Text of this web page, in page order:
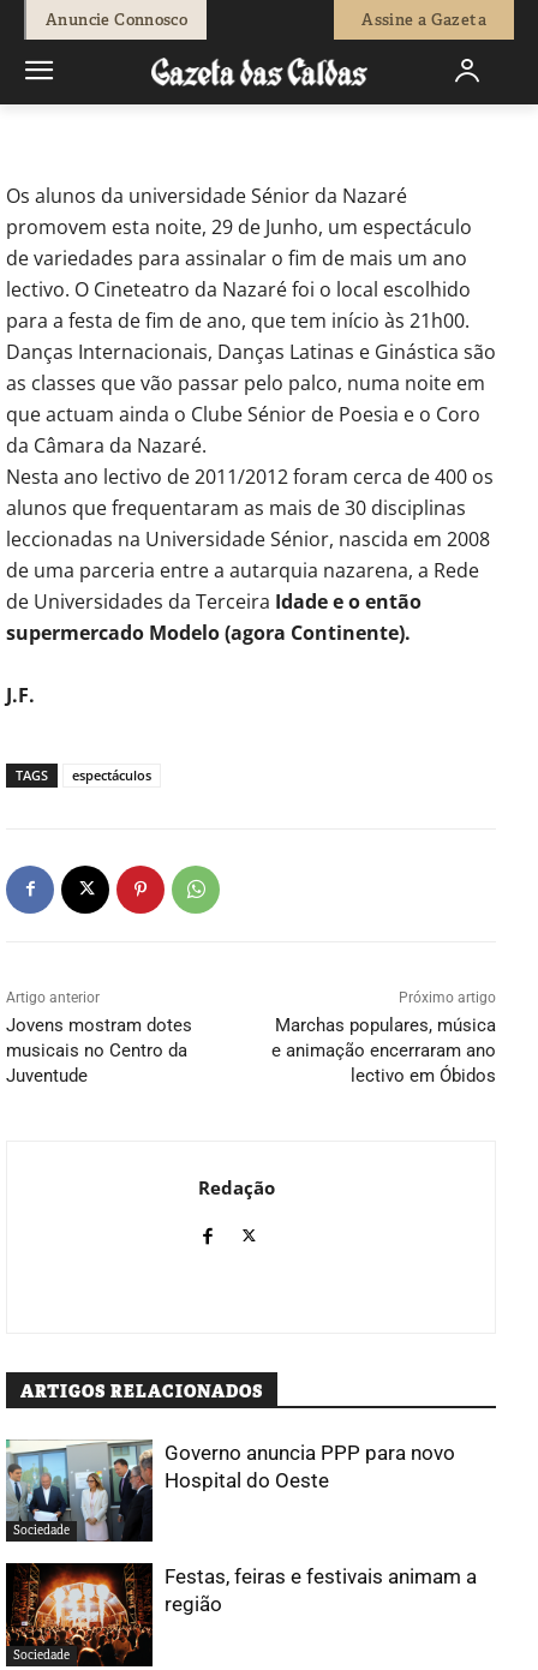
Anuncie Connosco Assine a Gazeta
Redação - 29 de Junho, 2012 0
Os alunos da universidade Sénior da Nazaré
promovem esta noite, 29 de Junho, um espectáculo
de variedades para assinalar o fim de mais um ano
lectivo. O Cineteatro da Nazaré foi o local escolhido
para a festa de fim de ano, que tem início às 21h00.
Danças Internacionais, Danças Latinas e Ginástica são
as classes que vão passar pelo palco, numa noite em
que actuam ainda o Clube Sénior de Poesia e o Coro
da Câmara da Nazaré.
Nesta ano lectivo de 2011/2012 foram cerca de 400 os
alunos que frequentaram as mais de 30 disciplinas
leccionadas na Universidade Sénior, nascida em 2008
de uma parceria entre a autarquia nazarena, a Rede
de Universidades da Terceira Idade e o então
supermercado Modelo (agora Continente).
J.F.
TAGS espectáculos
Artigo anterior
Jovens mostram dotes
musicais no Centro da
Juventude
Próximo artigo
Marchas populares, música
e animação encerraram ano
lectivo em Óbidos
Redação
ARTIGOS RELACIONADOS
Sociedade
Governo anuncia PPP para novo
Hospital do Oeste
Sociedade
Festas, feiras e festivais animam a
região